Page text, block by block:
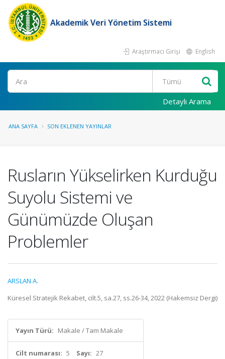
Akademik Veri Yönetim Sistemi
Araştırmacı Girişi English
Ara
Detaylı Arama
ANA SAYFA SON EKLENEN YAYINLAR
Rusların Yükselirken Kurduğu
Suyolu Sistemi ve
Günümüzde Oluşan
Problemler
ARSLAN A.
Küresel Stratejik Rekabet, cilt.5, sa.27, ss.26-34, 2022 (Hakemsiz Dergi)
Yayın Türü: Makale / Tam Makale
Cilt numarası: 5 Sayı: 27